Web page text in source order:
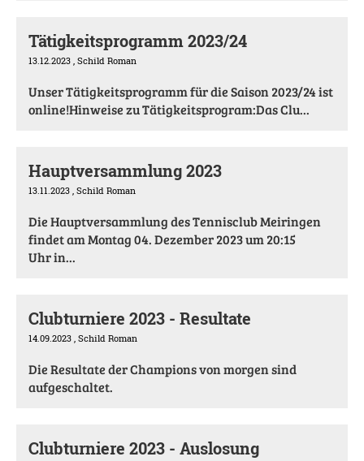
Tätigkeitsprogramm 2023/24
13.12.2023 , Schild Roman
Unser Tätigkeitsprogramm für die Saison 2023/24 ist
online!Hinweise zu Tätigkeitsprogram:Das Clu...
Hauptversammlung 2023
13.11.2023 , Schild Roman
Die Hauptversammlung des Tennisclub Meiringen
findet am Montag 04. Dezember 2023 um 20:15
Uhr in...
Clubturniere 2023 - Resultate
14.09.2023 , Schild Roman
Die Resultate der Champions von morgen sind
aufgeschaltet.
Clubturniere 2023 - Auslosung